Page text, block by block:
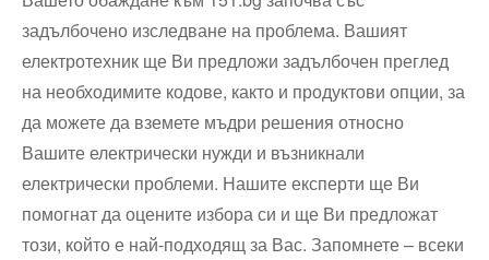
задълбочено изследване на проблема. Вашият
електротехник ще Ви предложи задълбочен преглед
на необходимите кодове, както и продуктови опции, за
да можете да вземете мъдри решения относно
Вашите електрически нужди и възникнали
електрически проблеми. Нашите експерти ще Ви
помогнат да оцените избора си и ще Ви предложат
този, който е най-подходящ за Вас. Запомнете – всеки